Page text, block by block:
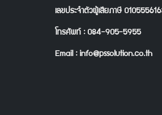
เลขประจำตัวผู้เสียภาษี
โทรศัพท์ : 084-905-5955
Email : info@pssolution.co.th